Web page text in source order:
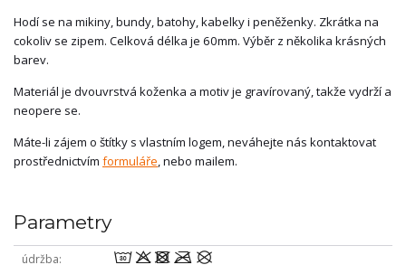
Hodí se na mikiny, bundy, batohy, kabelky i peněženky. Zkrátka na
cokoliv se zipem. Celková délka je 60mm. Výběr z několika krásných
barev.
Materiál je dvouvrstvá koženka a motiv je gravírovaný, takže vydrží a
neopere se.
Máte-li zájem o štítky s vlastním logem, neváhejte nás kontaktovat
prostřednictvím formuláře, nebo mailem.
Parametry
údržba wodmU